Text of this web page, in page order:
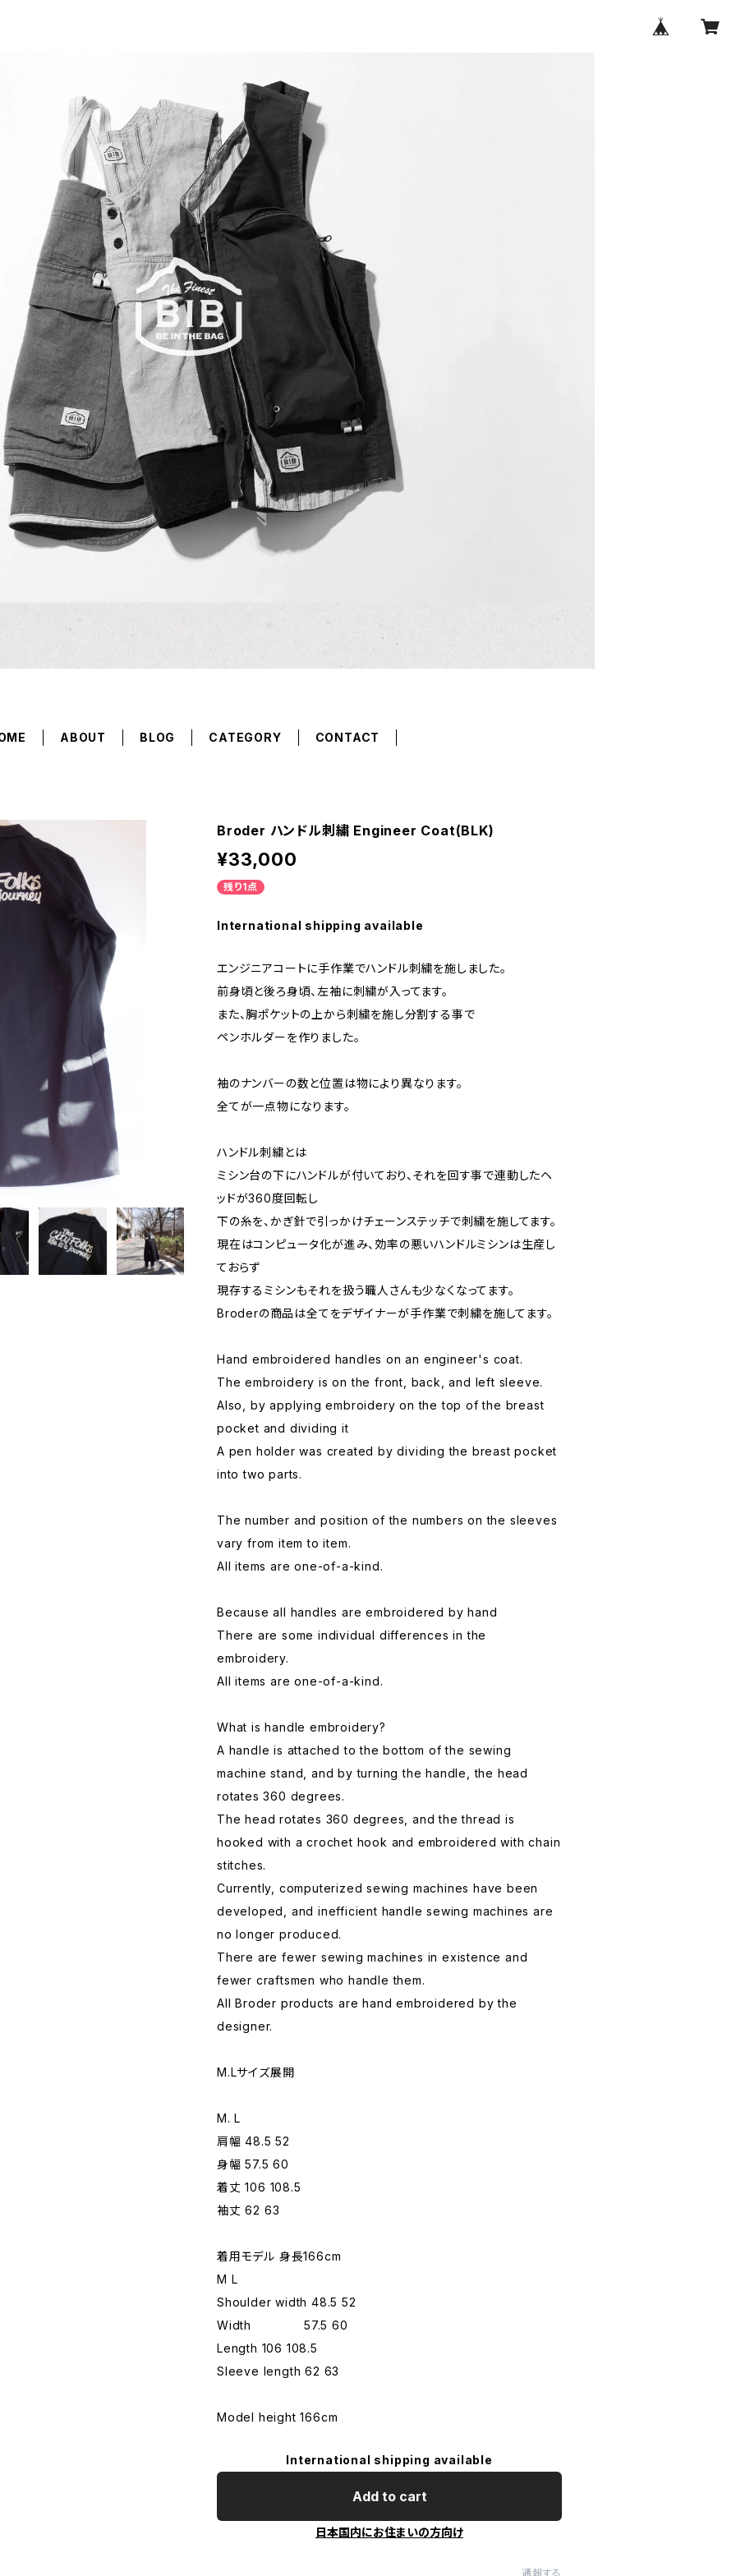
ABOUT BLOG CATEGORY CONTACT
Broder ハンドル刺繍 Engineer Coat(BLK)
¥33,000
残り1点
International shipping available
エンジニアコートに手作業でハンドル刺繍を施しました。
前身頃と後ろ身頃、左袖に刺繍が入ってます。
また、胸ポケットの上から刺繍を施し分割する事で
ペンホルダーを作りました。
袖のナンバーの数と位置は物により異なります。
全てが一点物になります。
ハンドル刺繍とは
ミシン台の下にハンドルが付いており、それを回す事で連動したヘ
ッドが360度回転し
下の糸を、かぎ針で引っかけチェーンステッチで刺繍を施してます。
現在はコンピュータ化が進み、効率の悪いハンドルミシンは生産し
ておらず
現存するミシンもそれを扱う職人さんも少なくなってます。
Broderの商品は全てをデザイナーが手作業で刺繍を施してます。
Hand embroidered handles on an engineer's coat.
The embroidery is on the front, back, and left sleeve.
Also, by applying embroidery on the top of the breast
pocket and dividing it
A pen holder was created by dividing the breast pocket
into two parts.
The number and position of the numbers on the sleeves
vary from item to item.
All items are one-of-a-kind.
Because all handles are embroidered by hand
There are some individual differences in the
embroidery.
All items are one-of-a-kind.
What is handle embroidery?
A handle is attached to the bottom of the sewing
machine stand, and by turning the handle, the head
rotates 360 degrees.
The head rotates 360 degrees, and the thread is
hooked with a crochet hook and embroidered with chain
stitches.
Currently, computerized sewing machines have been
developed, and inefficient handle sewing machines are
no longer produced.
There are fewer sewing machines in existence and
fewer craftsmen who handle them.
All Broder products are hand embroidered by the
designer.
M.Lサイズ展開
M. L
肩幅 48.5 52
身幅 57.5 60
着丈 106 108.5
袖丈 62 63
着用モデル 身長166cm
M L
Shoulder width 48.5 52
Width 57.5 60
Length 106 108.5
Sleeve length 62 63
Model height 166cm
International shipping available
Add to cart
日本国内にお住まいの方向け
通報する